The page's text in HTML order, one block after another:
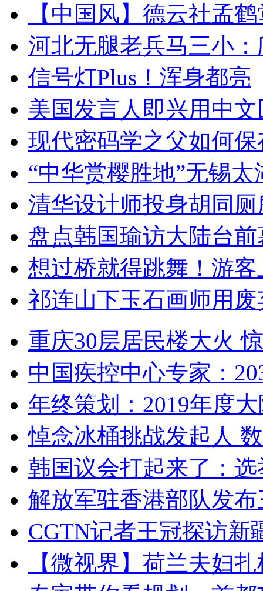
【中国风】德云社孟
河北无腿老兵马三小
信号灯Plus！浑身都亮
美国发言人即兴用中
现代密码学之父如何
“中华赏樱胜地”无锡
清华设计师投身胡同
盘点韩国瑜访大陆台
想过桥就得跳舞！游客
祁连山下玉石画师用
重庆30层居民楼大火
中国疾控中心专家：
年终策划：2019年度
悼念冰桶挑战发起人
韩国议会打起来了：
解放军驻香港部队发
CGTN记者王冠探访新
【微视界】荷兰夫妇